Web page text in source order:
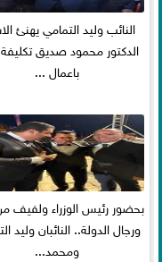
النائب وليد التمامي يهنئ
الدكتور محمود صديق
باعمال ...
بحضور رئيس الوزراء ولفيف
ورجال الدولة.. النائبان وليد
ومحمد...